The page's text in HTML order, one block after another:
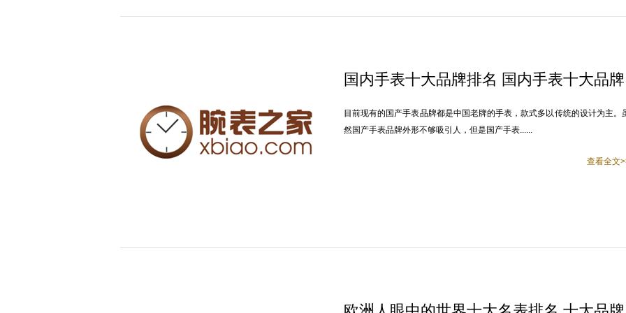
国内手表十大品牌排名 国内手表十大品牌
目前现有的国产手表品牌都是中国老牌的手表，款式多以传统的设计为主。
然国产手表品牌外形不够吸引人，但是国产手表......
查看全文